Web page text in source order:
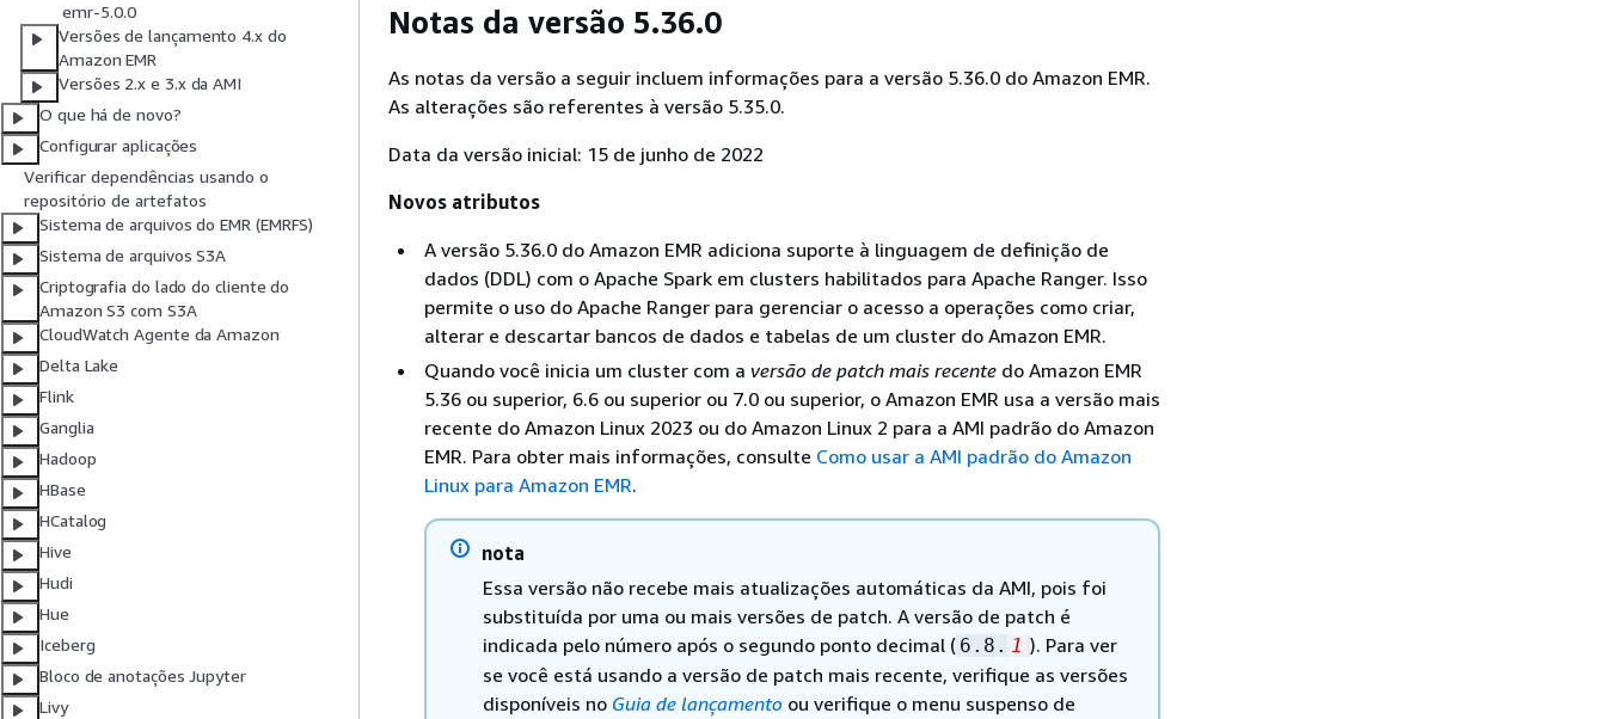
emr-5.0.0
Versões de lançamento 4.x do
Amazon EMR
Versões 2.x e 3.x da AMI
O que há de novo?
Configurar aplicações
Verificar dependências usando o
repositório de artefatos
Sistema de arquivos do EMR (EMRFS)
Sistema de arquivos S3A
Criptografia do lado do cliente do
Amazon S3 com S3A
CloudWatch Agente da Amazon
Delta Lake
Flink
Ganglia
Hadoop
HBase
HCatalog
Hive
Hudi
Hue
Iceberg
Bloco de anotações Jupyter
Livy
Notas da versão 5.36.0
As notas da versão a seguir incluem informações para a versão 5.36.0 do Amazon EMR.
As alterações são referentes à versão 5.35.0.
Data da versão inicial: 15 de junho de 2022
Novos atributos
A versão 5.36.0 do Amazon EMR adiciona suporte à linguagem de definição de
dados (DDL) com o Apache Spark em clusters habilitados para Apache Ranger. Isso
permite o uso do Apache Ranger para gerenciar o acesso a operações como criar,
alterar e descartar bancos de dados e tabelas de um cluster do Amazon EMR.
Quando você inicia um cluster com a versão de patch mais recente do Amazon EMR
5.36 ou superior, 6.6 ou superior ou 7.0 ou superior, o Amazon EMR usa a versão mais
recente do Amazon Linux 2023 ou do Amazon Linux 2 para a AMI padrão do Amazon
EMR. Para obter mais informações, consulte Como usar a AMI padrão do Amazon
Linux para Amazon EMR.
nota
Essa versão não recebe mais atualizações automáticas da AMI, pois foi
substituída por uma ou mais versões de patch. A versão de patch é
indicada pelo número após o segundo ponto decimal ( 6.8. 1 ). Para ver
se você está usando a versão de patch mais recente, verifique as versões
disponíveis no Guia de lançamento ou verifique o menu suspenso de